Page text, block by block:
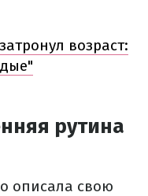
возраст:
рутина
описала свою